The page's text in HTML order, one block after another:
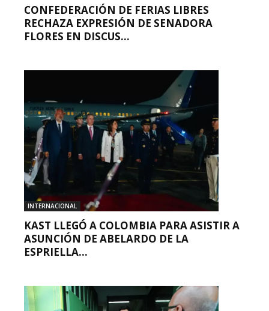
CONFEDERACIÓN DE FERIAS LIBRES
RECHAZA EXPRESIÓN DE SENADORA
FLORES EN DISCUS...
INTERNACIONAL
KAST LLEGÓ A COLOMBIA PARA ASISTIR A
ASUNCIÓN DE ABELARDO DE LA
ESPRIELLA...